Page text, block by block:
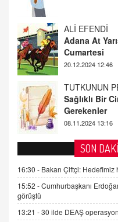
TUTKUNUN
Sağlıklı Bir
Gerekenler
08.11.2024 13:16
FARUK
Tezkere
2 Kasım 2021 Salı
AV. DOĞAN
Kişisel
gelişimi
15.09.2025 16:17
SEHER EREK
Kış Ayları
SON
16:30 - Bakan Çiftçi: Hedefimiz
15:52 -Cumhurbaşkanı
görüştü
13:21 -30 ilde DEAŞ